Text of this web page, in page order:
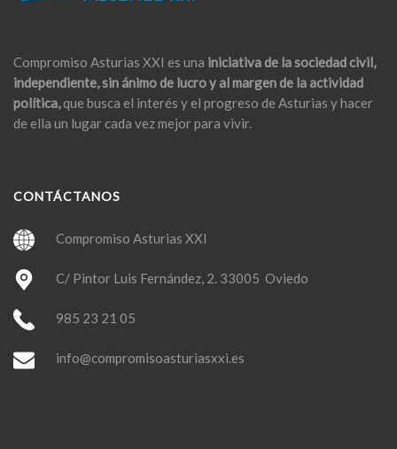
Compromiso Asturias XXI es una iniciativa de la sociedad civil,
independiente, sin ánimo de lucro y al margen de la actividad
política,que busca el interés y el progreso de Asturias y hacer
de ella un lugar cada vez mejor para vivir.
CONTÁCTANOS
Compromiso Asturias XXI
C/ Pintor Luis Fernández, 2. 33005 Oviedo
985 23 21 05
info@compromisoasturiasxxi.es